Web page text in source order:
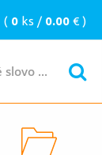
( 0 ks / 0.00 € )